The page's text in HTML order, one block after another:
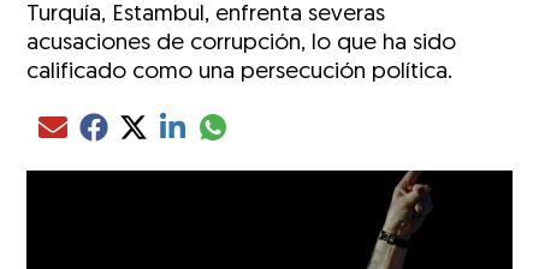
Turquía, Estambul, enfrenta severas
acusaciones de corrupción, lo que ha sido
calificado como una persecución política.
Compartir el artículo actual mediante Email
Compartir el artículo actual mediante Facebook
Compartir el artículo actual mediante Twitter
Compartir el artículo actual mediante LinkedIn
Compartir el artículo actual mediante